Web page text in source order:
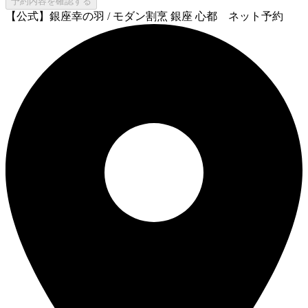
【公式】銀座幸の羽 / モダン割烹 銀座 心都 ネット予約